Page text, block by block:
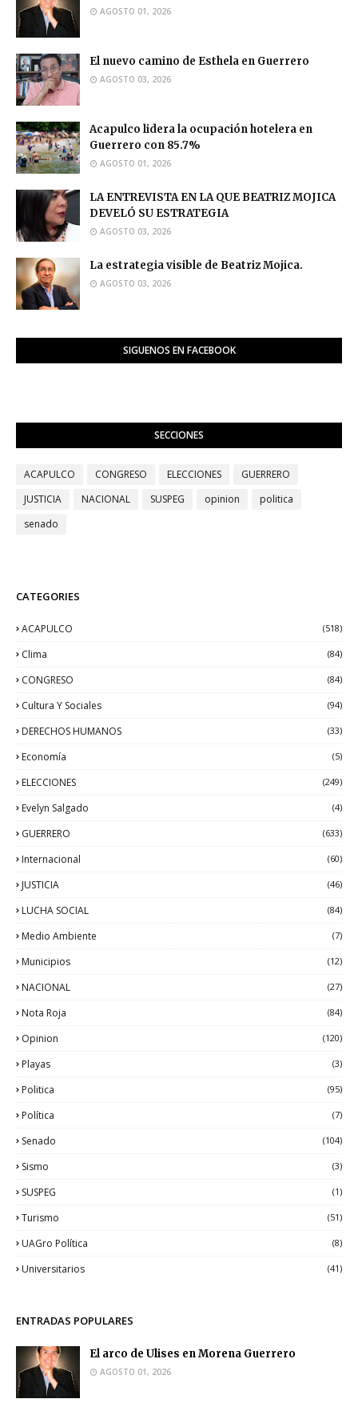
AGOSTO 01, 2026
El nuevo camino de Esthela en Guerrero
AGOSTO 03, 2026
Acapulco lidera la ocupación hotelera en
Guerrero con 85.7%
AGOSTO 01, 2026
LA ENTREVISTA EN LA QUE BEATRIZ MOJICA
DEVELÓ SU ESTRATEGIA
AGOSTO 03, 2026
La estrategia visible de Beatriz Mojica.
AGOSTO 03, 2026
SIGUENOS EN FACEBOOK
SECCIONES
ACAPULCO CONGRESO ELECCIONES
GUERRERO
JUSTICIA
NACIONAL SUSPEG opinion
politica
senado
CATEGORIES
ACAPULCO (518)
Clima (84)
CONGRESO (84)
Cultura Y Sociales (94)
DERECHOS HUMANOS (33)
Economía (5)
ELECCIONES (249)
Evelyn Salgado (4)
GUERRERO (633)
Internacional (60)
JUSTICIA (46)
LUCHA SOCIAL (84)
Medio Ambiente (7)
Municipios (12)
NACIONAL (27)
Nota Roja (84)
Opinion (120)
Playas (3)
Politica (95)
Política (7)
Senado (104)
Sismo (3)
SUSPEG (1)
Turismo (51)
UAGro Política (8)
Universitarios (41)
ENTRADAS POPULARES
El arco de Ulises en Morena Guerrero
AGOSTO 01, 2026